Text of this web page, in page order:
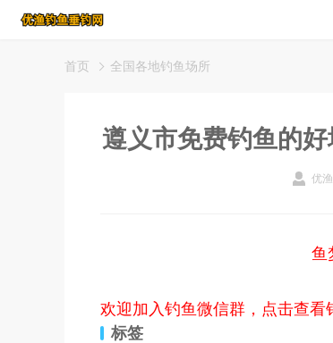
首页 全国各地钓鱼场所
遵义市免费钓鱼的
优
鱼
欢迎加入钓鱼微信群，点击查看
标签